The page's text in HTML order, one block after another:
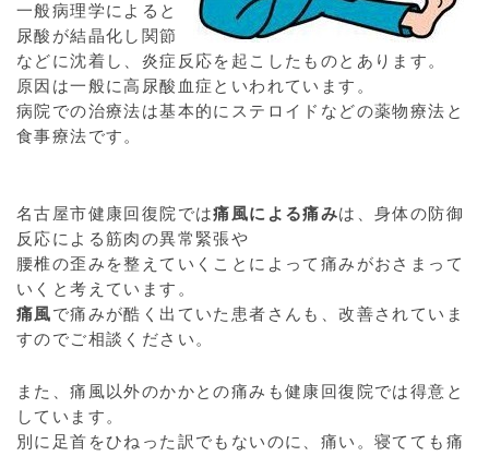
一般病理学によると
尿酸が結晶化し関節
などに沈着し、炎症反応を起こしたものとあります。
原因は一般に高尿酸血症といわれています。
病院での治療法は基本的にステロイドなどの薬物療法と
食事療法です。
名古屋市健康回復院では痛風による痛みは、身体の防御
反応による筋肉の異常緊張や
腰椎の歪みを整えていくことによって痛みがおさまって
いくと考えています。
痛風で痛みが酷く出ていた患者さんも、改善されていま
すのでご相談ください。
また、痛風以外のかかとの痛みも健康回復院では得意と
しています。
別に足首をひねった訳でもないのに、痛い。寝てても痛